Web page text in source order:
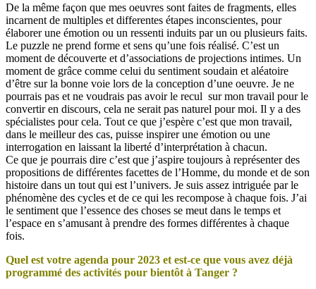
De la même façon que mes oeuvres sont faites de fragments, elles
incarnent de multiples et differentes étapes inconscientes, pour
élaborer une émotion ou un ressenti induits par un ou plusieurs faits.
Le puzzle ne prend forme et sens qu’une fois réalisé. C’est un
moment de découverte et d’associations de projections intimes. Un
moment de grâce comme celui du sentiment soudain et aléatoire
d’être sur la bonne voie lors de la conception d’une oeuvre. Je ne
pourrais pas et ne voudrais pas avoir le recul sur mon travail pour le
convertir en discours, cela ne serait pas naturel pour moi. Il y a des
spécialistes pour cela. Tout ce que j’espère c’est que mon travail,
dans le meilleur des cas, puisse inspirer une émotion ou une
interrogation en laissant la liberté d’interprétation à chacun.
Ce que je pourrais dire c’est que j’aspire toujours à représenter des
propositions de différentes facettes de l’Homme, du monde et de son
histoire dans un tout qui est l’univers. Je suis assez intriguée par le
phénomène des cycles et de ce qui les recompose à chaque fois. J’ai
le sentiment que l’essence des choses se meut dans le temps et
l’espace en s’amusant à prendre des formes différentes à chaque
fois.
Quel est votre agenda pour 2023 et est-ce que vous avez déjà
programmé des activités pour bientôt à Tanger ?